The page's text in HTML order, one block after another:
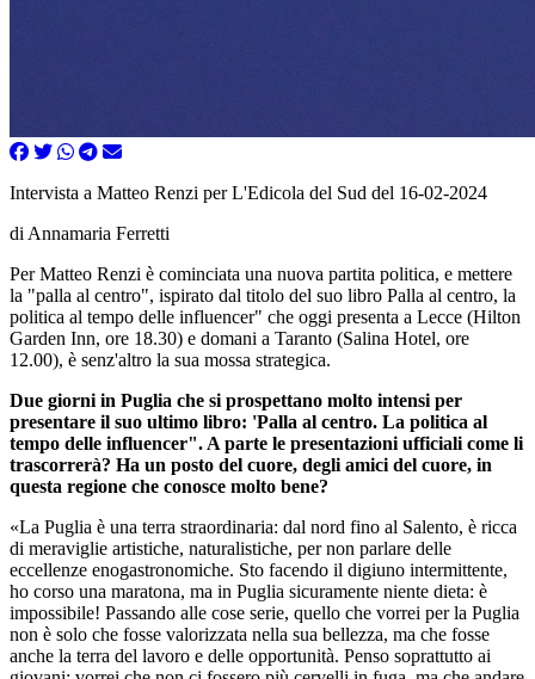
Intervista a Matteo Renzi per L'Edicola del Sud del 16-02-2024
di Annamaria Ferretti
Per Matteo Renzi è cominciata una nuova partita politica, e mettere
la "palla al centro", ispirato dal titolo del suo libro Palla al centro, la
politica al tempo delle influencer" che oggi presenta a Lecce (Hilton
Garden Inn, ore 18.30) e domani a Taranto (Salina Hotel, ore
12.00), è senz'altro la sua mossa strategica.
Due giorni in Puglia che si prospettano molto intensi per
presentare il suo ultimo libro: 'Palla al centro. La politica al
tempo delle influencer". A parte le presentazioni ufficiali come li
trascorrerà? Ha un posto del cuore, degli amici del cuore, in
questa regione che conosce molto bene?
«La Puglia è una terra straordinaria: dal nord fino al Salento, è ricca
di meraviglie artistiche, naturalistiche, per non parlare delle
eccellenze enogastronomiche. Sto facendo il digiuno intermittente,
ho corso una maratona, ma in Puglia sicuramente niente dieta: è
impossibile! Passando alle cose serie, quello che vorrei per la Puglia
non è solo che fosse valorizzata nella sua bellezza, ma che fosse
anche la terra del lavoro e delle opportunità. Penso soprattutto ai